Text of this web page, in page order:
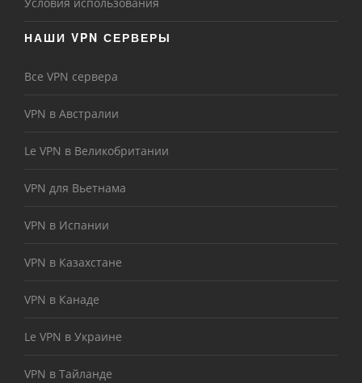
НАШИ VPN СЕРВЕРЫ
Все VPN сервера
VPN в Австралии
Le VPN в Великобритании
VPN для Вьетнама
VPN в Испании
VPN в Казахстане
VPN в Канаде
Le VPN в Украине
VPN в Тайланде